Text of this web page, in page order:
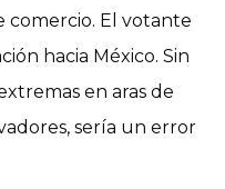
comercio. El votante
hacia México. Sin
en aras de
sería un error